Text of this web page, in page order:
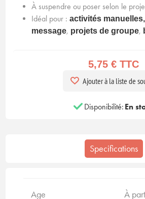
À suspendre ou poser selon le
Idéal pour :activités
message, projets de groupe,
5,75 € TTC
Ajouter à la liste de
Disponibilité: En
Specifications
Age À